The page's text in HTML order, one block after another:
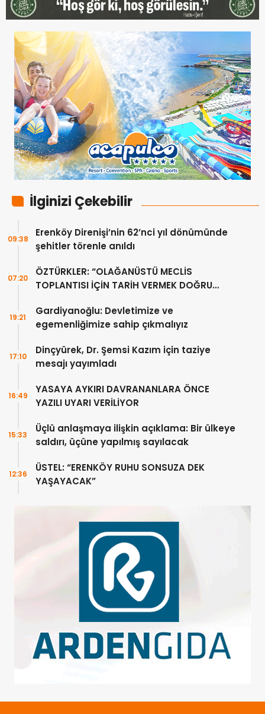
İlginizi Çekebilir
Erenköy Direnişi’nin 62’nci yıl dönümünde
şehitler törenle anıldı
09:38
ÖZTÜRKLER: “OLAĞANÜSTÜ MECLİS
TOPLANTISI İÇİN TARİH VERMEK DOĞRU
07:20
Gardiyanoğlu: Devletimize ve
egemenliğimize sahip çıkmalıyız
19:21
Dinçyürek, Dr. Şemsi Kazım için taziye
mesajı yayımladı
17:10
YASAYA AYKIRI DAVRANANLARA ÖNCE
YAZILI UYARI VERİLİYOR
16:49
Üçlü anlaşmaya ilişkin açıklama: Bir ülkeye
saldırı, üçüne yapılmış sayılacak
15:33
ÜSTEL: “ERENKÖY RUHU SONSUZA DEK
YAŞAYACAK”
12:36